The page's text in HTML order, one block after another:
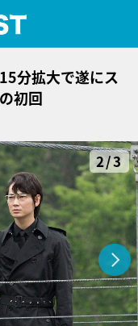
分拡大で遂にス
初回
2/3